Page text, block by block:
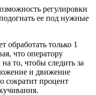
регулировки
ее под нужные
обработать только 1
что оператору
то, чтобы следить за
и движение
сократит процент